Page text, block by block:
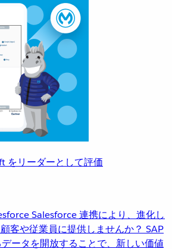
をリーダーとして評価
Salesforce 連携により、進化し
客や従業員に提供しませんか？ SAP
ータを開放することで、新しい価値